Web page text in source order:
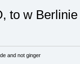
to w
and not ginger